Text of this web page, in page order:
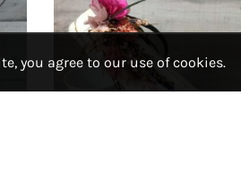
you agree to our use of cookies.